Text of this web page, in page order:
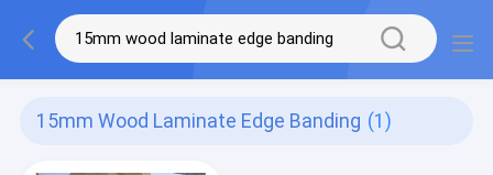
15mm Wood Laminate Edge Banding (1)